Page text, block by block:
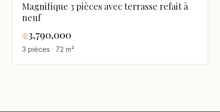
Magnifique 3 pièces avec terrasse refait à
neuf
₪3,790,000
3 pièces · 72 m²